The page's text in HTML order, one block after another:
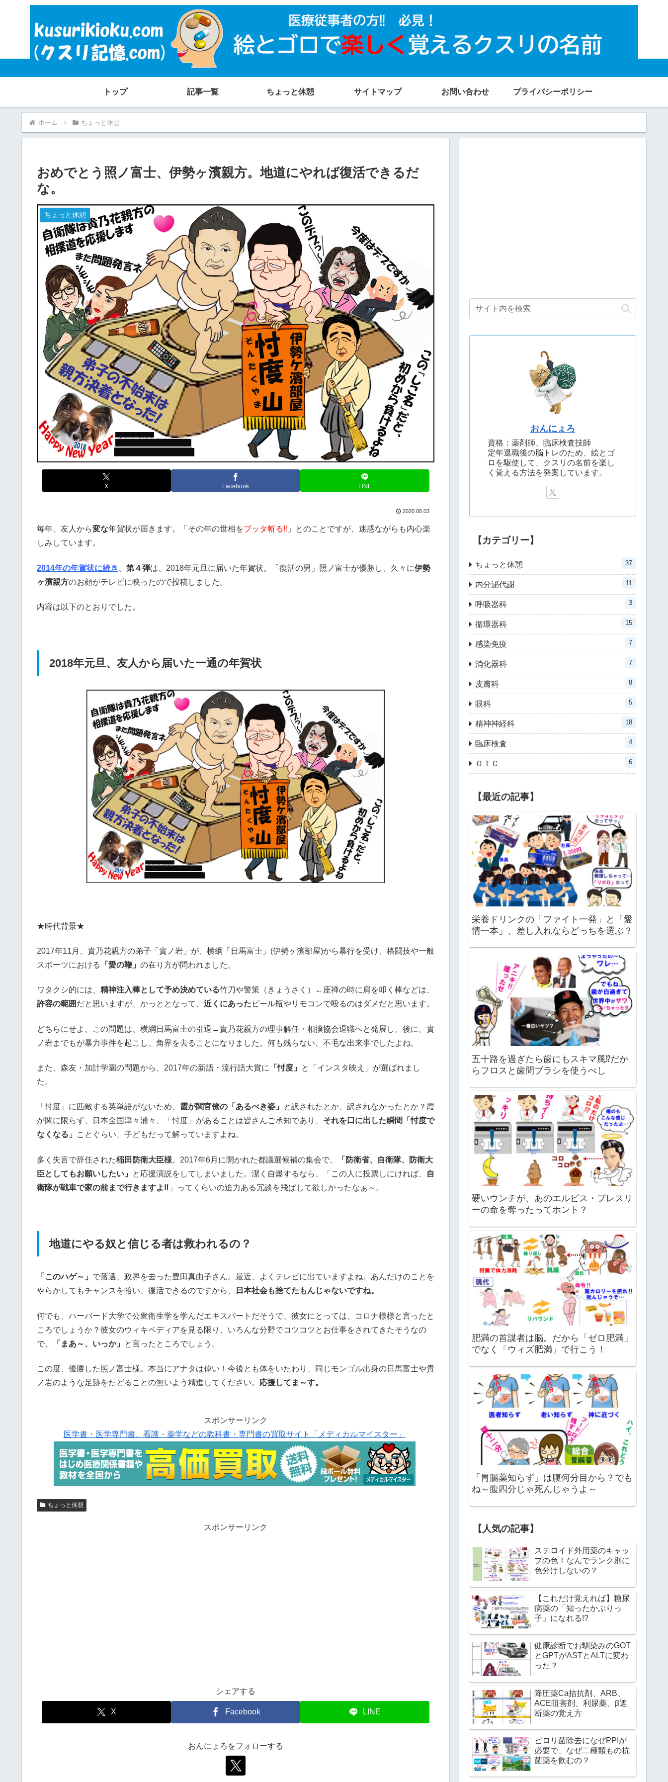
トップ 記事一覧 ちょっと休憩 サイトマップ お問い合わせ プライバシーポリシー
ホーム ちょっと休憩
おめでとう照ノ富士、伊勢ヶ濱親方。地道にやれば復活できるだ
な。
ちょっと休憩
X Facebook LINE
2020.08.03
毎年、友人から変な年賀状が届きます。「その年の世相をブッタ斬る‼ 」とのことですが、迷惑ながらも内心楽
しみしています。
2014年の年賀状に続き 第４弾は、2018年元旦に届いた年賀状。「復活の男」照ノ富士が優勝し、久々に伊勢
ヶ濱親方のお顔がテレビに映ったので投稿しました。
内容は以下のとおりでした。
2018年元旦、友人から届いた一通の年賀状
★時代背景★
2017年11月、貴乃花親方の弟子「貴ノ岩」が、横綱「日馬富士」(伊勢ヶ濱部屋)から暴行を受け、格闘技や一般
スポーツにおける
「愛の鞭」 の在り方が問われました。
ワタクシ的には、 精神注入棒として予め決めている竹刀や警策（きょうさく）←座禅の時に肩を叩く棒などは、
許容の範囲だと思いますが、かっととなって、 近くにあった ビール瓶やリモコンで殴るのはダメだと思います。
どちらにせよ、この問題は、横綱日馬富士の引退→貴乃花親方の理事解任・相撲協会退職へと発展し、後に、貴
ノ岩までもが暴力事件を起こし、角界を去ることになりました。何も残らない、不毛な出来事でしたよね。
また、森友・加計学園の問題から、2017年の新語・流行語大賞に 「忖度」
と「インスタ映え」が選ばれまし
た。
「忖度」に匹敵する英単語がないため、 霞が関官僚の「あるべき姿」
と訳されたとか、訳されなかったとか？霞
が関に限らず、日本全国津々浦々、「忖度」があることは皆さんご承知であり、 それを口に出した瞬間「忖度で
なくなる」
ことぐらい、子どもだって解っていますよね。
多く失言で辞任された稲田防衛大臣様。2017年6月に開かれた都議選候補の集会で、
「防衛省、自衛隊、防衛大
臣としてもお願いしたい」
と応援演説をしてしまいました。潔く自爆するなら、「この人に投票しにければ、
自
衛隊が戦車で家の前まで行きますよ‼ 」ってくらいの迫力ある冗談を飛ばして欲しかったなぁ～。
地道にやる奴と信じる者は救われるの？
「このハゲ～」 で落選、政界を去った豊田真由子さん。最近、よくテレビに出ていますよね。あんだけのことを
やらかしてもチャンスを拾い、復活できるのですから、
日本社会も捨てたもんじゃないですね。
何でも、ハーバード大学で公衆衛生学を学んだエキスパートだそうで、彼女にとっては、コロナ様様と言ったと
ころでしょうか？彼女のウィキペディアを見る限り、いろんな分野でコツコツとお仕事をされてきたそうなの
で、
「まあ～、いっか」 と言ったところでしょう。
この度、優勝した照ノ富士様。本当にアナタは偉い！今後とも体をいたわり、同じモンゴル出身の日馬富士や貴
ノ岩のような足跡をたどることの無いよう精進してください。 応援してま～す。
スポンサーリンク
医学書・医学専門書、看護・薬学などの教科書・専門書の買取サイト「メディカルマイスター」
ちょっと休憩
スポンサーリンク
シェアする
X Facebook LINE
おんにょろをフォローする
おんにょろ
資格：薬剤師、臨床検査技師
定年退職後の脳トレのため、絵とゴ
ロを駆使して、クスリの名前を楽し
く覚える方法を発案しています。
【カテゴリー】
ちょっと休憩 37
内分泌代謝 11
呼吸器科 3
循環器科 15
感染免疫 7
消化器科 7
皮膚科 8
眼科 5
精神神経科 18
臨床検査 4
ＯＴＣ 6
【最近の記事】
栄養ドリンクの「ファイト一発」と「愛
情一本」、差し入れならどっちを選ぶ？
五十路を過ぎたら歯にもスキマ風⁉だか
らフロスと歯間ブラシを使うべし
硬いウンチが、あのエルビス・プレスリ
ーの命を奪ったってホント？
肥満の首謀者は脳。だから「ゼロ肥満」
でなく「ウィズ肥満」で行こう！
「胃腸薬知らず」は腹何分目から？でも
ね～腹四分じゃ死んじゃうよ～
【人気の記事】
ステロイド外用薬のキャッ
プの色！なんでランク別に
色分けしないの？
【これだけ覚えれば】糖尿
病薬の「知ったかぶりっ
子」になれる!?
健康診断でお馴染みのGOT
とGPTがASTとALTに変わ
った？
降圧薬Ca拮抗剤、ARB、
ACE阻害剤、利尿薬、β遮
断薬の覚え方
ピロリ菌除去になぜPPIが
必要で、なぜ二種類もの抗
菌薬を飲むの？